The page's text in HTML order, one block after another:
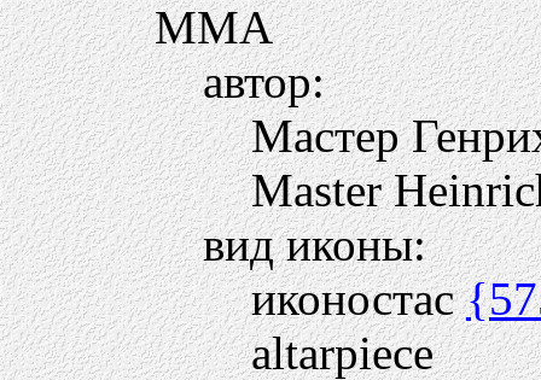
MMA
автор:
Мастер
Master
вид иконы:
иконостас
altarpiece